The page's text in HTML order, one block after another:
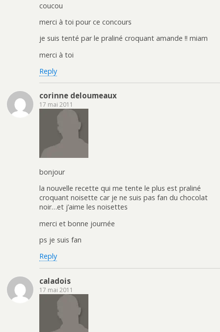
coucou
merci à toi pour ce concours
je suis tenté par le praliné croquant amande !! miam
merci à toi
Reply
corinne deloumeaux
17 mai 2011
bonjour
la nouvelle recette qui me tente le plus est praliné
croquant noisette car je ne suis pas fan du chocolat
noir…et j’aime les noisettes
merci et bonne journée
ps je suis fan
Reply
caladois
17 mai 2011